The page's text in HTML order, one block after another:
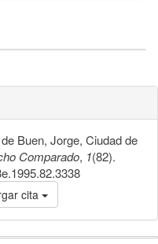
Buen, Jorge, Ciudad de
Comparado, 1(82).
cita